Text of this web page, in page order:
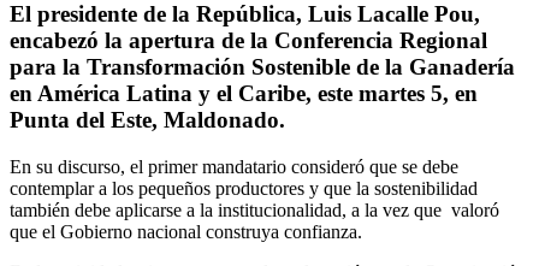
El presidente de la República, Luis Lacalle Pou,
encabezó la apertura de la Conferencia Regional
para la Transformación Sostenible de la Ganadería
en América Latina y el Caribe, este martes 5, en
Punta del Este, Maldonado.
En su discurso, el primer mandatario consideró que se debe
contemplar a los pequeños productores y que la sostenibilidad
también debe aplicarse a la institucionalidad, a la vez que valoró
que el Gobierno nacional construya confianza.